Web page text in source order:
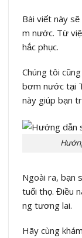
Bài viết này
m nước. Từ
hắc phục.
Chúng tôi
bơm nước tại
này giúp bạn
Ngoài ra, bạn
tuổi thọ. Điều
ng tương lai.
Hãy cùng